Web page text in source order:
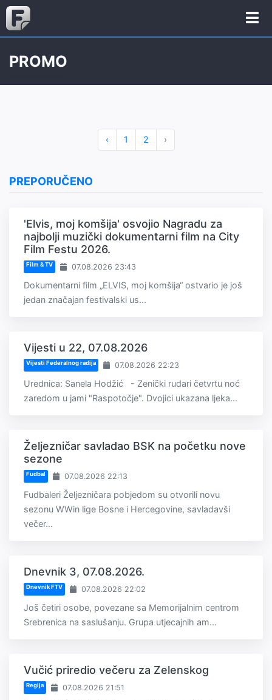
PROMO
‹ 1 2 ›
PREPORUČENO
'Elvis, moj komšija' osvojio Nagradu za
najbolji muzički dokumentarni film na City
Film Festu 2026.
Film & TV 07.08.2026 23:43
Dokumentarni film „ELVIS, moj komšija“ ostvario je još
jedan značajan festivalski us...
Vijesti u 22, 07.08.2026
Vijesti Federalnog radija 07.08.2026 22:23
Urednica: Sanela Hodžić - Zenički rudari četvrtu noć
zaredom u jami "Raspotočje". Dvojici ukazana ljeka...
Željezničar savladao BSK na početku nove
sezone
Fudbal 07.08.2026 22:13
Fudbaleri Željezničara pobjedom su otvorili novu
sezonu WWin lige Bosne i Hercegovine, savladavši
večer...
Dnevnik 3, 07.08.2026.
Dnevnik FTV 07.08.2026 22:02
Još četiri osobe, povezane sa Memorijalnim centrom
Srebrenica na saslušanju. Grupa utjecajnih am...
Vučić priredio večeru za Zelenskog
Regija 07.08.2026 21:51